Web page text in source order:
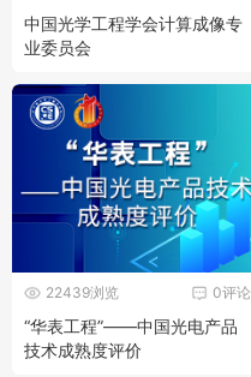
中国光学工程学会计算成像专
业委员会
0评论
22439浏览
“华表工程”——中国光电产品
技术成熟度评价